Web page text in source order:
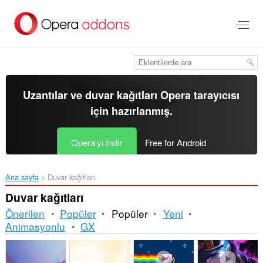
içeriğe
Uzantılar ve duvar kağıtlarıOpera tarayıcısı
için hazırlanmış.
Opera'yı İndir Free for Android
Ana sayfa Duvar kağıtları
Duvar kağıtları
Önerilen Popüler Popüler
Yeni
Animasyonlu
GX